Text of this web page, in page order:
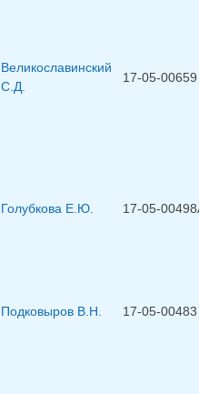
Великославинский
С.Д.
17-05-00659
Голубкова Е.Ю. 17-05-
Подковыров В.Н. 17-05-00483